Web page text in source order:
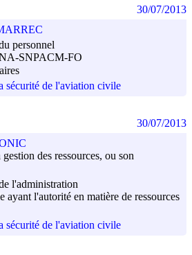
personnel
SNPACM-FO
sécurité de l'aviation civile
30/07/2013
des ressources, ou son
l'administration
ayant l'autorité en matière de ressources
sécurité de l'aviation civile
30/07/2013